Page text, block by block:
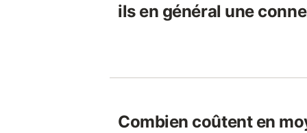
ils en général une
Combien coûtent en